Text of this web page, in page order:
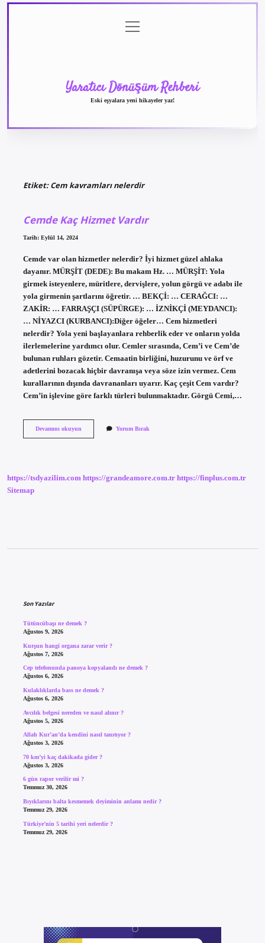
menüyü
aç
Yaratıcı Dönüşüm Rehberi
Eski eşyalara yeni hikayeler yaz!
Etiket:Cem kavramları nelerdir
Cemde Kaç Hizmet Vardır
Tarih: Eylül 14, 2024
Cemde var olan hizmetler nelerdir? İyi hizmet güzel ahlaka
dayanır. MÜRŞİT (DEDE): Bu makam Hz. … MÜRŞİT: Yola
girmek isteyenlere, müritlere, dervişlere, yolun görgü ve adabı ile
yola girmenin şartlarını öğretir. … BEKÇİ: … CERAĞCI: …
ZAKİR: … FARRAŞÇI (SÜPÜRGE): … İZNİKÇİ (MEYDANCI):
… NİYAZCI (KURBANCI):Diğer öğeler… Cem hizmetleri
nelerdir? Yola yeni başlayanlara rehberlik eder ve onların yolda
ilerlemelerine yardımcı olur. Cemler sırasında, Cem’i ve Cem’de
bulunan ruhları gözetir. Cemaatin birliğini, huzurunu ve örf ve
adetlerini bozacak hiçbir davranışa veya söze izin vermez. Cem
kurallarının dışında davrananları uyarır. Kaç çeşit Cem vardır?
Cem’in işlevine göre farklı türleri bulunmaktadır. Görgü Cemi,…
Devamını okuyunCemde
Yorum Bırak
https://tsdyazilim.com https://grandeamore.com.tr https://finplus.com.tr
Sitemap
Son Yazılar
Tütüncübaşı ne demek ?
Ağustos 9, 2026
Kurşun hangi organa zarar verir ?
Ağustos 7, 2026
Cep telefonunda panoya kopyalandı ne demek ?
Ağustos 6, 2026
Kulaklıklarda bass ne demek ?
Ağustos 6, 2026
Avcılık belgesi nereden ve nasıl alınır ?
Ağustos 5, 2026
Allah Kur’an’da kendini nasıl tanıtıyor ?
Ağustos 3, 2026
70 km’yi kaç dakikada gider ?
Ağustos 3, 2026
6 gün rapor verilir mi ?
Temmuz 30, 2026
Bıyıklarını balta kesmemek deyiminin anlamı nedir ?
Temmuz 29, 2026
Türkiye’nin 5 tarihi yeri nelerdir ?
Temmuz 29, 2026